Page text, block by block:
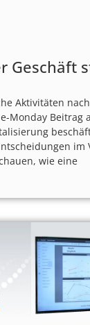
Geschäft
Aktivitäten
Monday Beitrag
im
wie eine